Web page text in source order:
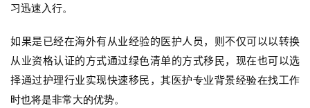
习迅速入行。
如果是已经在海外有从业经验的医护人员，则不仅可以以转换
从业资格认证的方式通过绿色清单的方式移民，现在也可以选
择通过护理行业实现快速移民， 其医护专业背景经验在找工作
时也将是非常大的优势。